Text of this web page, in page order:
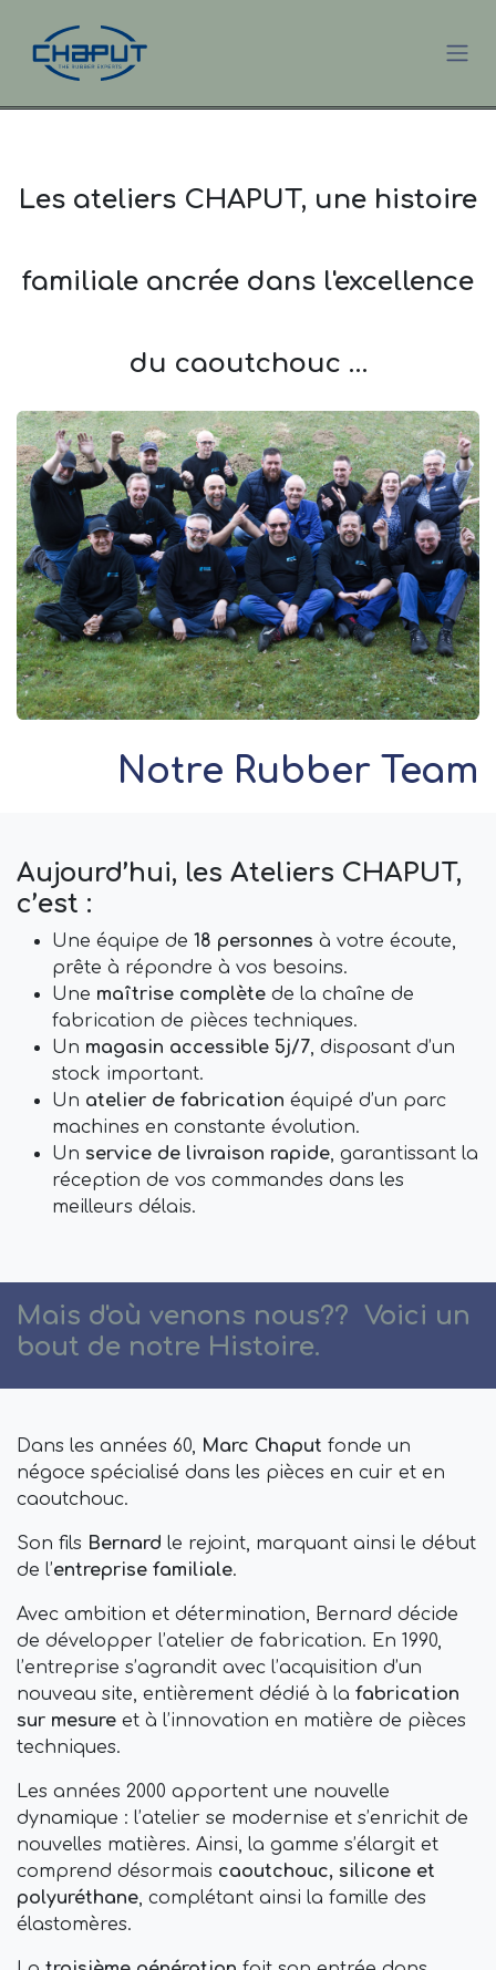
Les ateliers CHAPUT, une histoire
familiale ancrée dans l'excellence
du caoutchouc …
Notre Rubber Team
Aujourd’hui, les Ateliers CHAPUT,
c’est :
Une équipe de 18 personnes à votre écoute,
prête à répondre à vos besoins.
Une maîtrise complète de la chaîne de
fabrication de pièces techniques.
Un magasin accessible 5j/7, disposant d’un
stock important.
Un atelier de fabrication équipé d’un parc
machines en constante évolution.
Un service de livraison rapide, garantissant la
réception de vos commandes dans les
meilleurs délais.
Mais d'où venons nous?? Voici un
bout de notre Histoire.
Dans les années 60, Marc Chaput fonde un
négoce spécialisé dans les pièces en cuir et en
caoutchouc.
Son fils Bernard le rejoint, marquant ainsi le début
de l’entreprise familiale.
Avec ambition et détermination, Bernard décide
de développer l’atelier de fabrication. En 1990,
l’entreprise s’agrandit avec l’acquisition d’un
nouveau site, entièrement dédié à la fabrication
sur mesure et à l’innovation en matière de pièces
techniques.
Les années 2000 apportent une nouvelle
dynamique : l’atelier se modernise et s’enrichit de
nouvelles matières. Ainsi, la gamme s’élargit et
comprend désormais caoutchouc, silicone et
polyuréthane, complétant ainsi la famille des
élastomères.